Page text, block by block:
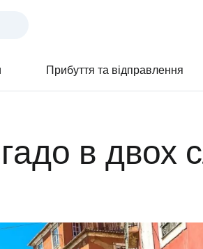
Прибуття та відправлення
в двох